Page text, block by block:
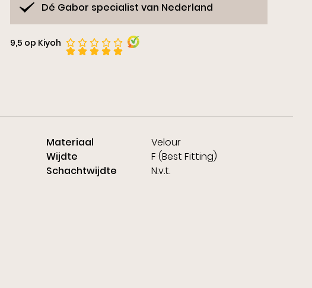
Dé Gabor specialist van Nederland
9,5 op Kiyoh
Materiaal
Velour
Wijdte
F (Best Fitting)
Schachtwijdte
N.v.t.